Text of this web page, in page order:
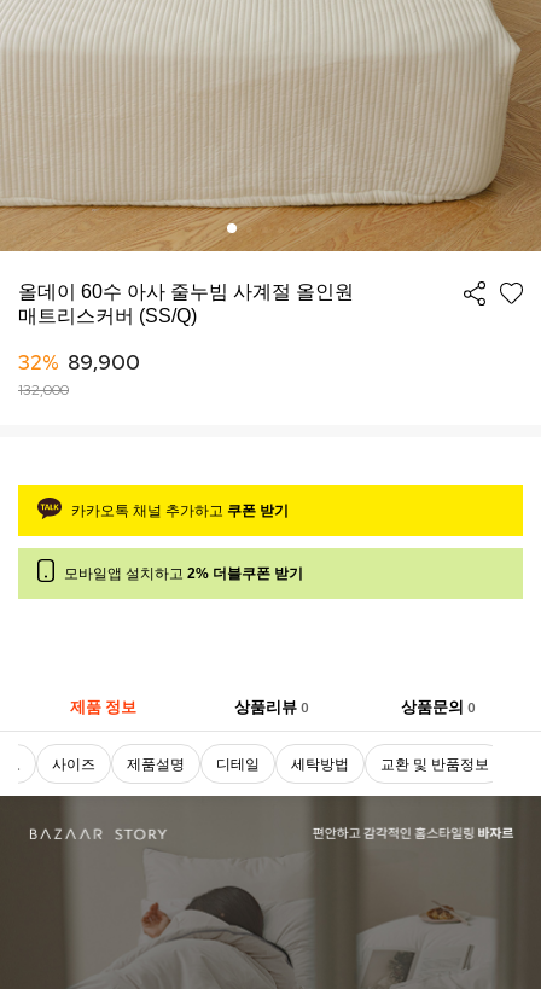
올데이 60수 아사 줄누빔 사계절 올인원
매트리스커버 (SS/Q)
32% 89,900
132,000
카카오톡 채널 추가하고 쿠폰 받기
모바일앱 설치하고 2% 더블쿠폰 받기
제품 정보 상품리뷰 0 상품문의0
로 사이즈 제품설명 디테일 세탁방법 교환 및 반품정보